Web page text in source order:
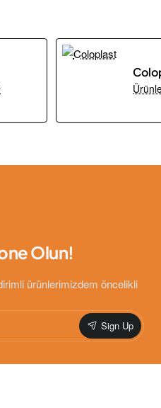
Olun!
ürünlerimizdem öncelikli
Sign Up